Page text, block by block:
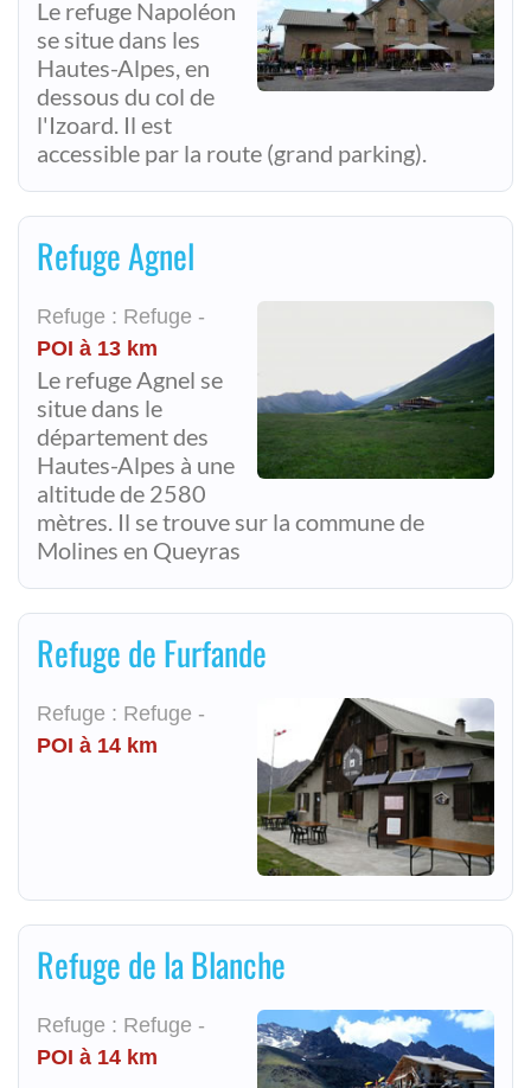
Le refuge Napoléon
se situe dans les
Hautes-Alpes, en
dessous du col de
l'Izoard. Il est
accessible par la route (grand parking).
Refuge Agnel
Refuge : Refuge -
POI à 13 km
Le refuge Agnel se
situe dans le
département des
Hautes-Alpes à une
altitude de 2580
mètres. Il se trouve sur la commune de
Molines en Queyras
Refuge de Furfande
Refuge : Refuge -
POI à 14 km
Refuge de la Blanche
Refuge : Refuge -
POI à 14 km